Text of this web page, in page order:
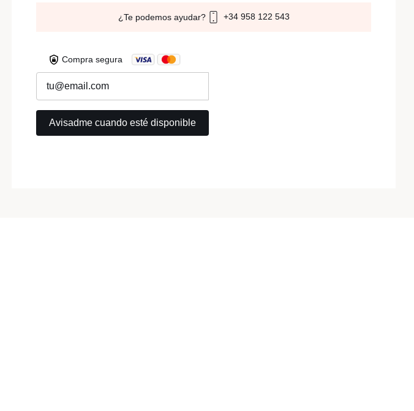
¿Te podemos ayudar? +34 958 122 543
Compra segura